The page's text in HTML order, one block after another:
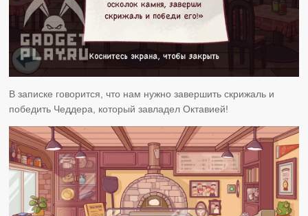
В записке говорится, что нам нужно завершить скрижаль и
победить Чеддера, который завладел Октавией!